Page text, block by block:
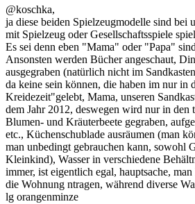
@koschka,
ja diese beiden Spielzeugmodelle sind bei
mit Spielzeug oder Gesellschaftsspiele
Es sei denn eben "Mama" oder "Papa"
Ansonsten werden Bücher angeschaut,
ausgegraben (natürlich nicht im
da keine sein können, die haben im nur in
Kreidezeit"gelebt, Mama, unseren
dem Jahr 2012, deswegen wird nur in den
Blumen- und Kräuterbeete gegraben,
etc., Küchenschublade ausräumen (man
man unbedingt gebrauchen kann, sowohl
Kleinkind), Wasser in verschiedene
immer, ist eigentlich egal, hauptsache,
die Wohnung ntragen, während diverse
lg orangenminze